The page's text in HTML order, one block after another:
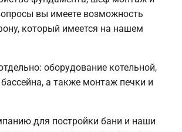
вы имеете возможность
который имеется на нашем
оборудование котельной,
а также монтаж печки и
для постройки бани и наши